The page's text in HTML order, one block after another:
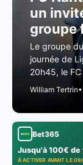
un
groupe
Le groupe
journée de
20h45, le
William Tertrin
Bet365
Jusqu'à 100€
À ACTIVER AVANT LE